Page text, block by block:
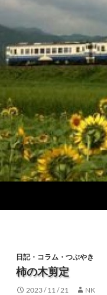
日記・コラム・つぶやき
柿の木剪定
2023 / 11 / 21 NK